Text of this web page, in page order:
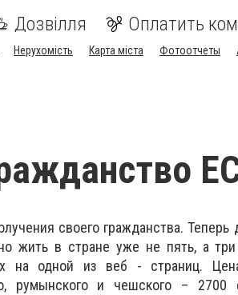
Дозвілля Оплатить
Нерухомість Карта міста Фотоотчеты
своего гражданства. Теперь
жить в стране уже не пять, а
на одной из веб - страниц.
румынского и чешского – 2700